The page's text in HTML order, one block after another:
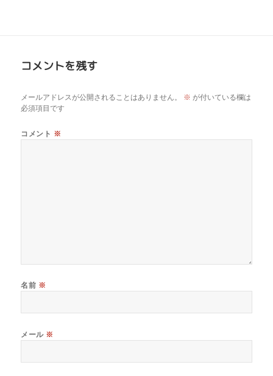
コメントを残す
メールアドレスが公開されることはありません。 ※ が付いている欄は
必須項目です
コメント ※
名前 ※
メール ※